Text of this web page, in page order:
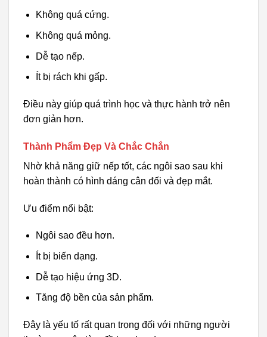
Không quá cứng.
Không quá mỏng.
Dễ tạo nếp.
Ít bị rách khi gấp.
Điều này giúp quá trình học và thực hành trở nên
đơn giản hơn.
Thành Phẩm Đẹp Và Chắc Chắn
Nhờ khả năng giữ nếp tốt, các ngôi sao sau khi
hoàn thành có hình dáng cân đối và đẹp mắt.
Ưu điểm nổi bật:
Ngôi sao đều hơn.
Ít bị biến dạng.
Dễ tạo hiệu ứng 3D.
Tăng độ bền của sản phẩm.
Đây là yếu tố rất quan trọng đối với những người